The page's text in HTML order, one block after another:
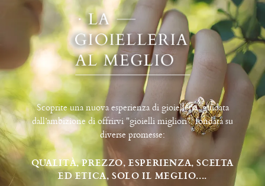
Scoprite una nuova esperienza di gioielleria, guidata
dall’ambizione di offrirvi "gioielli migliori", fondata su
diverse promesse:
QUALITÀ, PREZZO, ESPERIENZA, SCELTA
ED ETICA, SOLO IL MEGLIO....